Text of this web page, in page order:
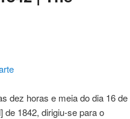
dez horas e meia do dia 16 de
de 1842, dirigiu-se para o